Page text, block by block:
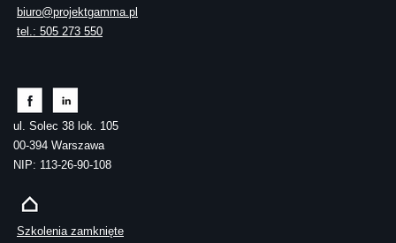
biuro@projektgamma.pl
tel.: 505 273 550
ul. Solec 38 lok. 105
00-394 Warszawa
NIP: 113-26-90-108
Szkolenia zamknięte